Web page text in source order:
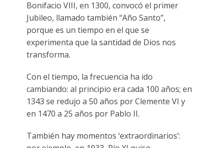
Bonifacio VIII, en 1300, convocó el primer
Jubileo, llamado también “Año Santo”,
porque es un tiempo en el que se
experimenta que la santidad de Dios nos
transforma.
Con el tiempo, la frecuencia ha ido
cambiando: al principio era cada 100 años; en
1343 se redujo a 50 años por Clemente VI y
en 1470 a 25 años por Pablo II.
También hay momentos ‘extraordinarios’: